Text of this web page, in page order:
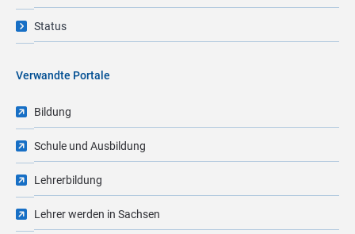
Status
Verwandte Portale
Bildung
Schule und Ausbildung
Lehrerbildung
Lehrer werden in Sachsen